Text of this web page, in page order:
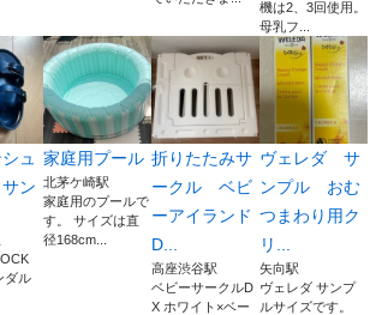
機は2、3回使用。
母乳フ...
ュ
ン
ダル
家庭用プール
北茅ケ崎駅
家庭用のプールで
す。 サイズは直
径168cm...
折りたたみサ
ークル ベビ
ーアイランド
D...
高座渋谷駅
ベビーサークルD
X ホワイト×ベー
ヴェレダ サ
ンプル おむ
つまわり用ク
リ...
矢向駅
ヴェレダ サンプ
ルサイズです。